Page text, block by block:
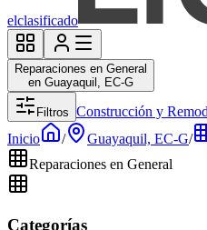
elclasificado
Reparaciones en General
en Guayaquil, EC-G
Filtros Construcción y
Inicio
/ Guayaquil, EC-G/
Reparaciones en General
Categorías